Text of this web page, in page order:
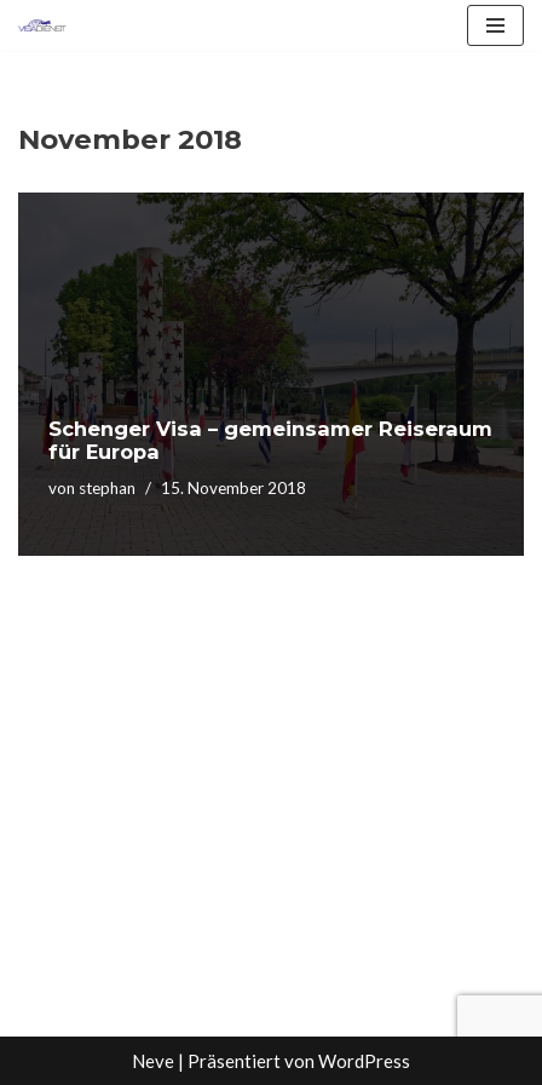
November 2018
Schenger Visa – gemeinsamer Reiseraum
für Europa
von stephan 15. November 2018
Neve | Präsentiert von WordPress